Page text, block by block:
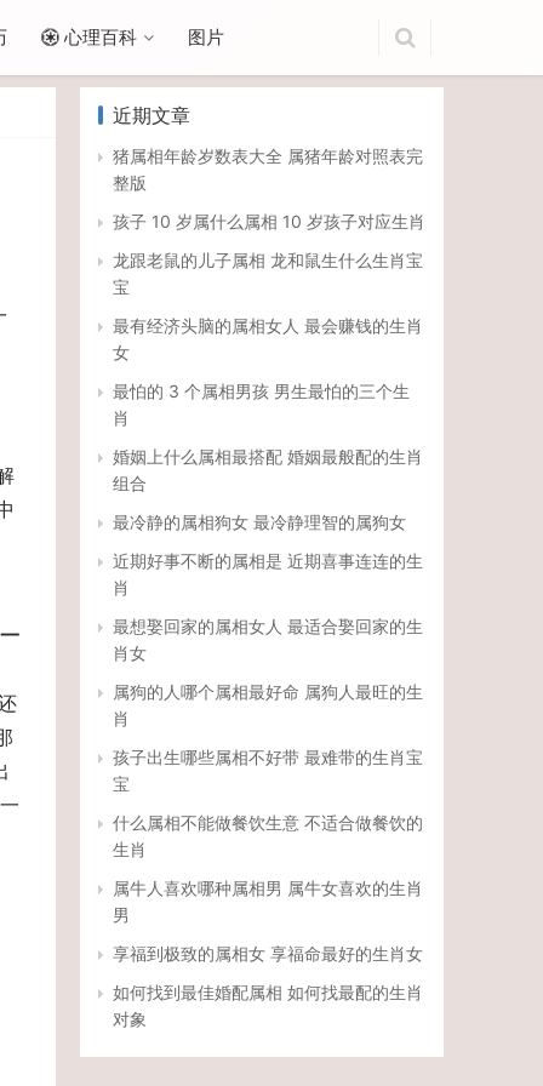
心理百科 图片
近期文章
猪属相年龄岁数表大全 属猪年龄对照表完
整版
孩子 10 岁属什么属相 10 岁孩子对应生肖
龙跟老鼠的儿子属相 龙和鼠生什么生肖宝
宝
最有经济头脑的属相女人 最会赚钱的生肖
女
最怕的 3 个属相男孩 男生最怕的三个生
肖
婚姻上什么属相最搭配 婚姻最般配的生肖
组合
最冷静的属相狗女 最冷静理智的属狗女
近期好事不断的属相是 近期喜事连连的生
肖
最想娶回家的属相女人 最适合娶回家的生
肖女
属狗的人哪个属相最好命 属狗人最旺的生
肖
孩子出生哪些属相不好带 最难带的生肖宝
宝
什么属相不能做餐饮生意 不适合做餐饮的
生肖
属牛人喜欢哪种属相男 属牛女喜欢的生肖
男
享福到极致的属相女 享福命最好的生肖女
如何找到最佳婚配属相 如何找最配的生肖
对象